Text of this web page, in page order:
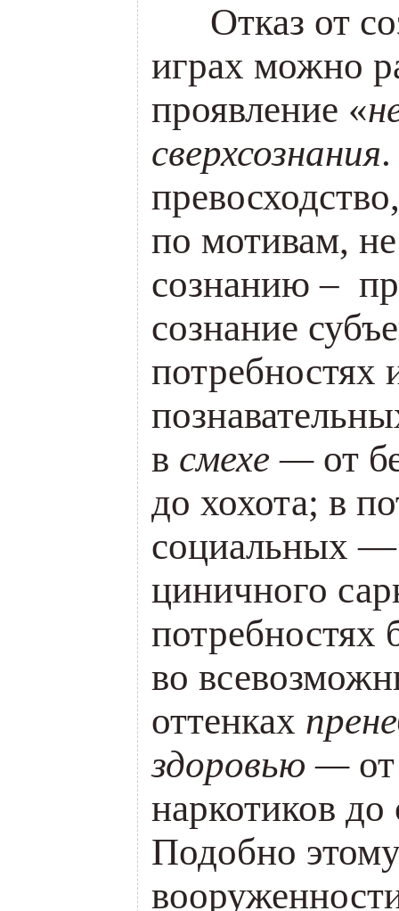
Отказ от
играх можно
проявление «
сверхсознания.
по мотивам,
сознанию –
сознание
потребностях
в смехе — от
до хохота; в
социальных
циничного
во
оттенках
здоровью —
наркотиков до
Подобно